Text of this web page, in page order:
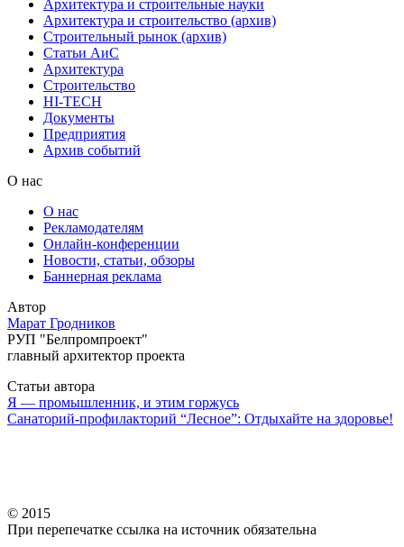
Архитектура и строительные науки
Архитектура и строительство (архив)
Строительный рынок (архив)
Статьи АиС
Архитектура
Строительство
HI-TECH
Документы
Предприятия
Архив событий
О нас
О нас
Рекламодателям
Онлайн-конференции
Новости, статьи, обзоры
Баннерная реклама
Автор
Марат Гродников
РУП "Белпромпроект"
главный архитектор проекта
Статьи автора
Я — промышленник, и этим горжусь
Санаторий-профилакторий “Лесное”: Отдыхайте на здоровье!
© 2015
При перепечатке ссылка на источник обязательна